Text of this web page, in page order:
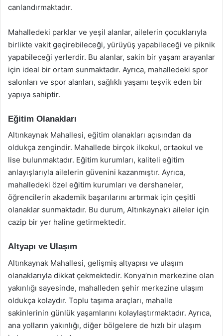
canlandırmaktadır.
Mahalledeki parklar ve yeşil alanlar, ailelerin çocuklarıyla
birlikte vakit geçirebileceği, yürüyüş yapabileceği ve piknik
yapabileceği yerlerdir. Bu alanlar, sakin bir yaşam arayanlar
için ideal bir ortam sunmaktadır. Ayrıca, mahalledeki spor
salonları ve spor alanları, sağlıklı yaşamı teşvik eden bir
yapıya sahiptir.
Eğitim Olanakları
Altınkaynak Mahallesi, eğitim olanakları açısından da
oldukça zengindir. Mahallede birçok ilkokul, ortaokul ve
lise bulunmaktadır. Eğitim kurumları, kaliteli eğitim
anlayışlarıyla ailelerin güvenini kazanmıştır. Ayrıca,
mahalledeki özel eğitim kurumları ve dershaneler,
öğrencilerin akademik başarılarını artırmak için çeşitli
olanaklar sunmaktadır. Bu durum, Altınkaynak’ı aileler için
cazip bir yer haline getirmektedir.
Altyapı ve Ulaşım
Altınkaynak Mahallesi, gelişmiş altyapısı ve ulaşım
olanaklarıyla dikkat çekmektedir. Konya’nın merkezine olan
yakınlığı sayesinde, mahalleden şehir merkezine ulaşım
oldukça kolaydır. Toplu taşıma araçları, mahalle
sakinlerinin günlük yaşamlarını kolaylaştırmaktadır. Ayrıca,
ana yolların yakınlığı, diğer bölgelere de hızlı bir ulaşım